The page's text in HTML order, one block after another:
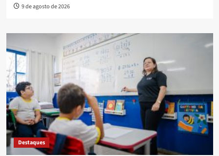
9 de agosto de 2026
Destaques